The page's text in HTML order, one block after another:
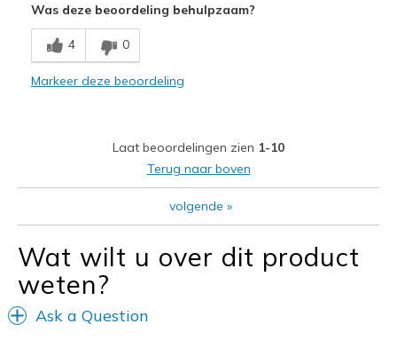
Breathe Well
Comfortable
Beste toepassingen
Casual Wear
Going Out
Travel
Width
Sizing
Feels true to size
Was deze beoordeling behulpzaam?
4 0
Markeer deze beoordeling
Laat beoordelingen zien 1-10
Terug naar boven
volgende »
Wat wilt u over dit product
weten?
Ask a Question